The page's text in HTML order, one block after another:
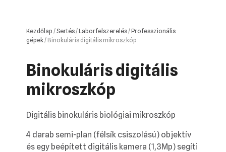
Kezdőlap /Sertés/Laborfelszerelés/Professzionális
gépek/ Binokuláris digitális mikroszkóp
Binokuláris digitális
mikroszkóp
Digitális binokuláris biológiai mikroszkóp
4 darab semi-plan (félsík csiszolású) objektív
és egy beépített digitális kamera (1,3Mp) segíti